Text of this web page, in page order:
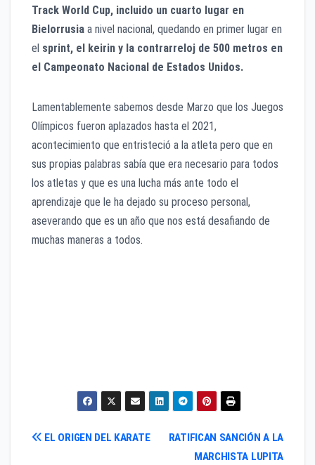
Track World Cup, incluido un cuarto lugar en
Bielorrusia a nivel nacional, quedando en primer lugar en
el sprint, el keirin y la contrarreloj de 500 metros en
el Campeonato Nacional de Estados Unidos.
Lamentablemente sabemos desde Marzo que los Juegos
Olímpicos fueron aplazados hasta el 2021,
acontecimiento que entristeció a la atleta pero que en
sus propias palabras sabía que era necesario para todos
los atletas y que es una lucha más ante todo el
aprendizaje que le ha dejado su proceso personal,
aseverando que es un año que nos está desafiando de
muchas maneras a todos.
Navegación
RATIFICAN SANCIÓN A LA
MARCHISTA LUPITA
EL ORIGEN DEL KARATE